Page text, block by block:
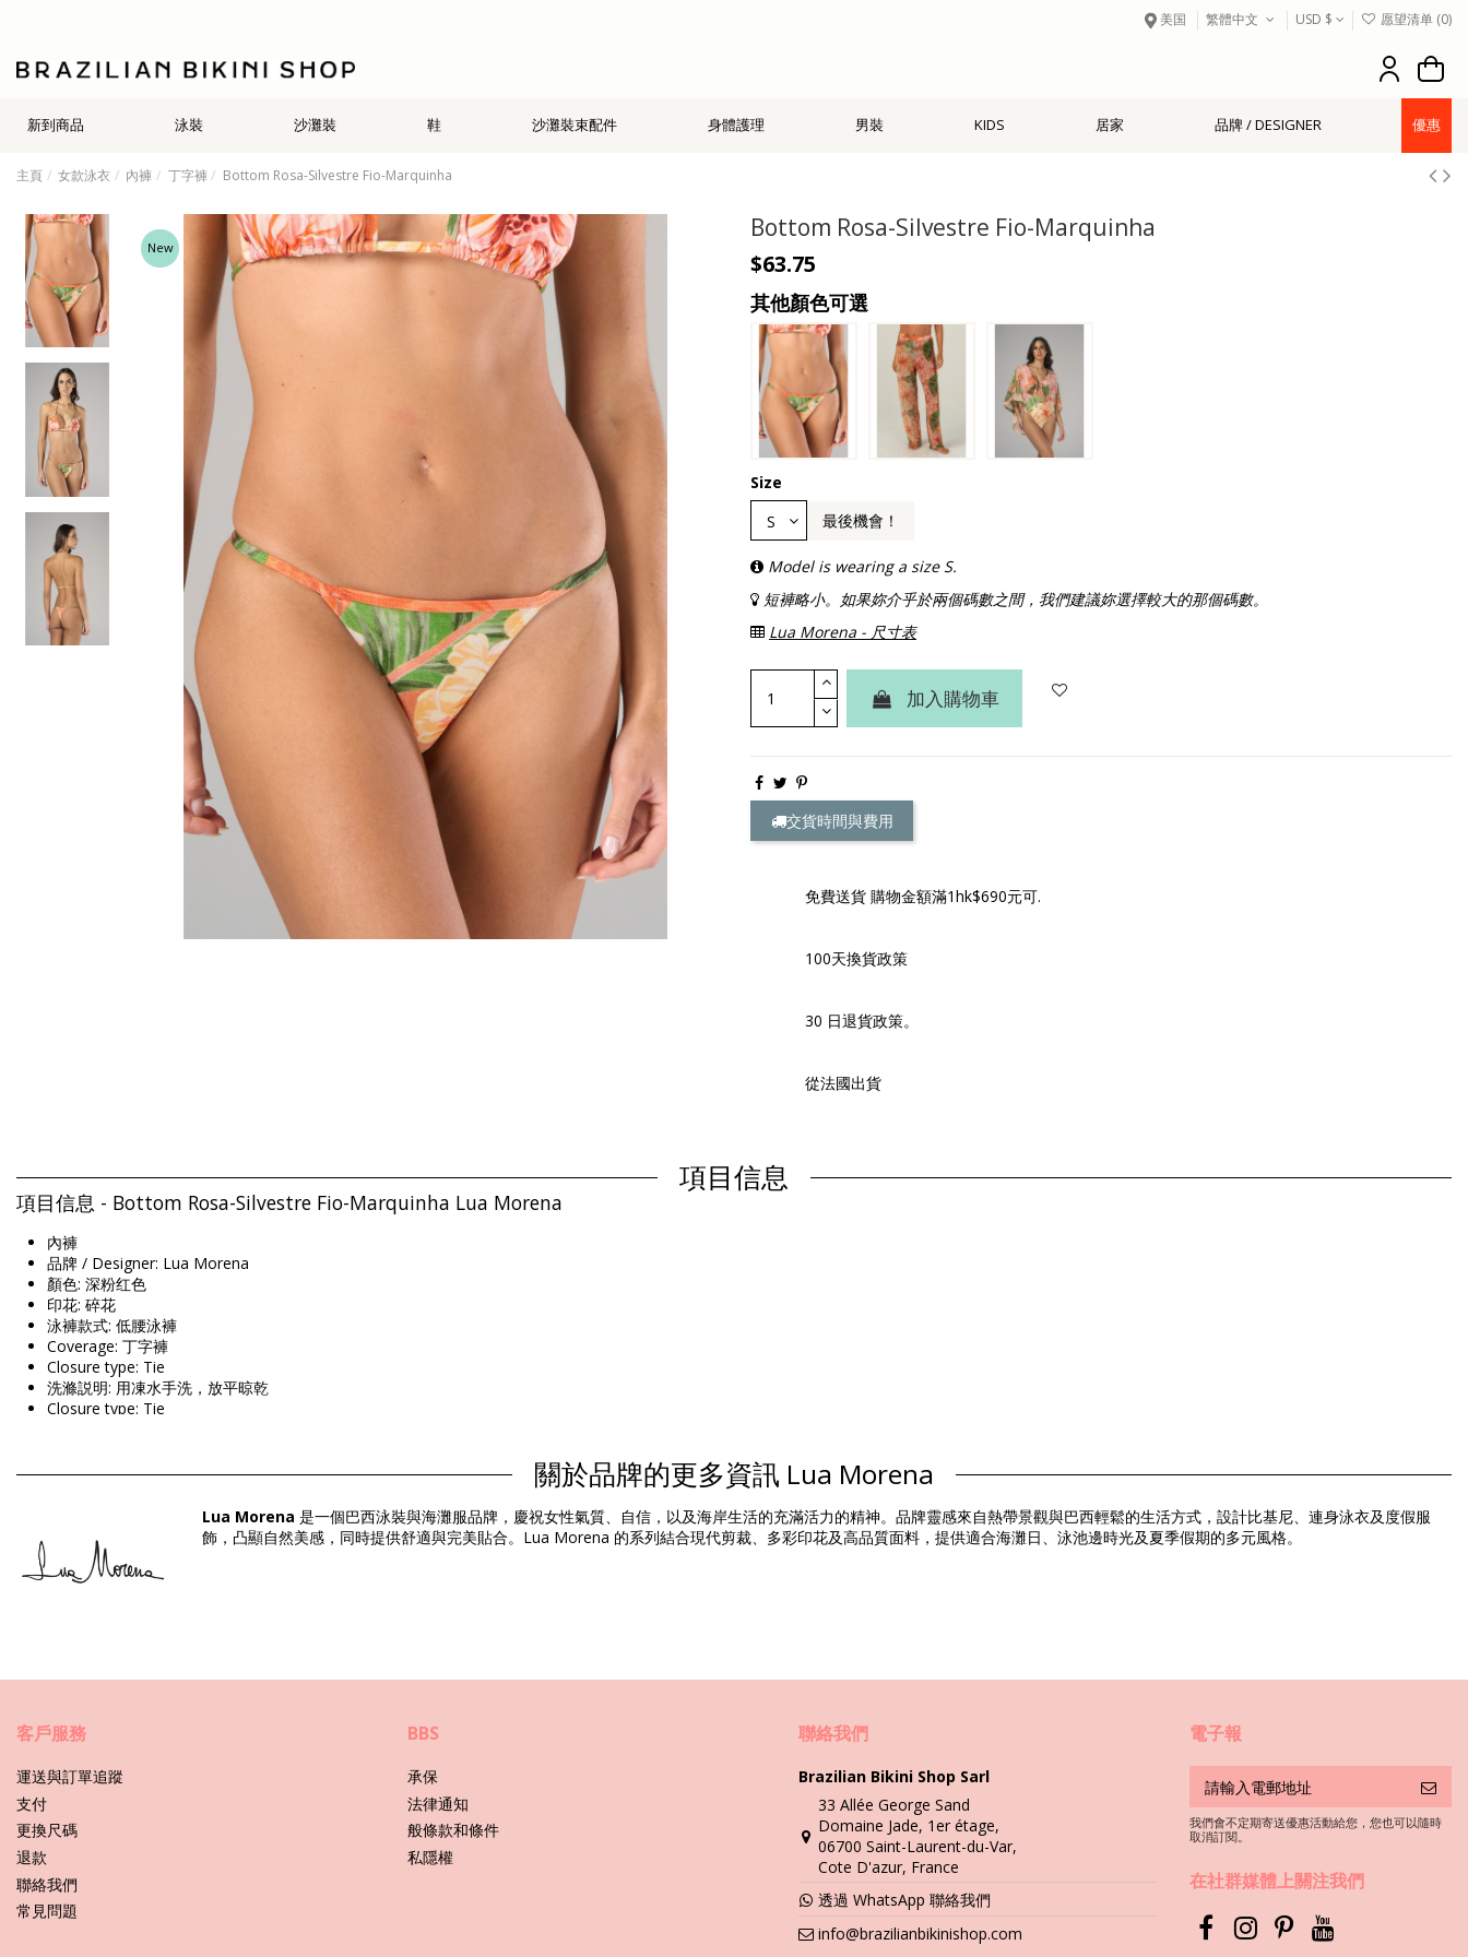
美国 繁體中文 USD $ 愿望清单 (0)
新到商品 泳裝 沙灘裝 鞋 沙灘裝束配件 身體護理 男裝 KIDS 居家 品牌 / DESIGNER 優惠
主頁 女款泳衣 內褲 丁字褲 Bottom Rosa-Silvestre Fio-Marquinha
New
Bottom Rosa-Silvestre Fio-Marquinha
$63.75
其他顏色可選
Size
最後機會！
Model is wearing a size S.
短褲略小。如果妳介乎於兩個碼數之間，我們建議妳選擇較大的那個碼數。
Lua Morena - 尺寸表
加入購物車
交貨時間與費用
免費送貨 購物金額滿1hk$690元可.
100天換貨政策
30 日退貨政策。
從法國出貨
項目信息
項目信息 - Bottom Rosa-Silvestre Fio-Marquinha Lua Morena
內褲
品牌 / Designer: Lua Morena
顏色: 深粉红色
印花: 碎花
泳褲款式: 低腰泳褲
Coverage: 丁字褲
Closure type: Tie
洗滌説明: 用凍水手洗，放平晾乾
Closure type: Tie
組成 / 成分
組成 / 成分: 82% Polyamide, 18% Elastane
襯裏: 88% Polyamide, 12% Elastane
SKU: 1981128515
重量: 45g / 0.1lb / 1.59oz
潤飾后的照片
洗滌與護理説明
護理説明： Lua Morena Bottom Rosa-Silvestre Fio-Marquinha
您是否想在幾年内一直享受新比基尼套裝帶來的愉悅？如果是，您需要瞭解如何好好愛護它。如果希望比基尼套裝能持續穿一個夏季以上，優質面料是必備條件，但是如何持續穿幾年呢？
首先：避免接觸粗糙的表面。儅您想坐下或躺下時，始終要使用毛巾。直接接觸表面，如水泥、石頭（像泳池邊緣）或木頭（有尖刺！）可能會損壞泳衣的柔軟面料。
關於品牌的更多資訊 Lua Morena
Lua Morena 是一個巴西泳裝與海灘服品牌，慶祝女性氣質、自信，以及海岸生活的充滿活力的精神。品牌靈感來自熱帶景觀與巴西輕鬆的生活方式，設計比基尼、連身泳衣及度假服
飾，凸顯自然美感，同時提供舒適與完美貼合。Lua Morena 的系列結合現代剪裁、多彩印花及高品質面料，提供適合海灘日、泳池邊時光及夏季假期的多元風格。
客戶服務
運送與訂單追蹤
支付
更換尺碼
退款
聯絡我們
常見問題
BBS
承保
法律通知
般條款和條件
私隱權
聯絡我們
Brazilian Bikini Shop Sarl
33 Allée George Sand
Domaine Jade, 1er étage,
06700 Saint-Laurent-du-Var,
Cote D'azur, France
透過 WhatsApp 聯絡我們
info@brazilianbikinishop.com
電子報
我們會不定期寄送優惠活動給您，您也可以隨時
取消訂閱。
在社群媒體上關注我們